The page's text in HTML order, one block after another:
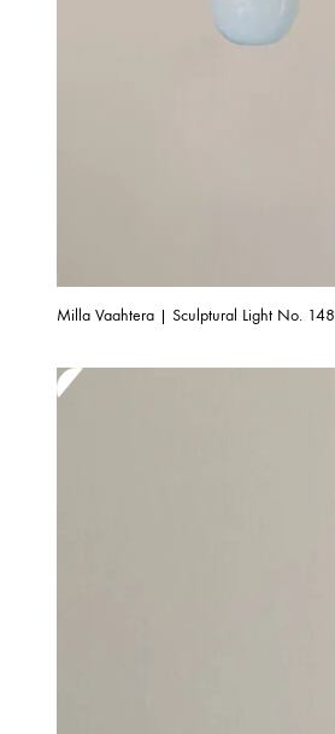
Milla Vaahtera | Sculptural Light No. 148